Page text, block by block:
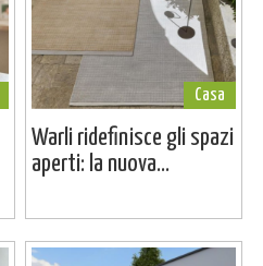
Casa
Warli ridefinisce gli spazi
aperti: la nuova...